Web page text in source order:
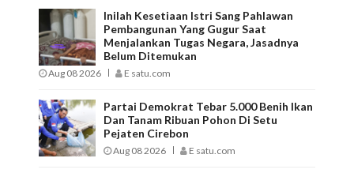
Inilah Kesetiaan Istri Sang Pahlawan
Pembangunan Yang Gugur Saat
Menjalankan Tugas Negara, Jasadnya
Belum Ditemukan
Aug 08 2026 E satu.com
Partai Demokrat Tebar 5.000 Benih Ikan
Dan Tanam Ribuan Pohon Di Setu
Pejaten Cirebon
Aug 08 2026 E satu.com